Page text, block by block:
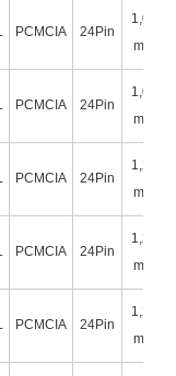
PCMCIA 24Pin
1,00
mm
PCMCIA 24Pin
1,00
mm
PCMCIA 24Pin
1,27
mm
PCMCIA 24Pin
1,27
mm
PCMCIA 24Pin
1,27
mm